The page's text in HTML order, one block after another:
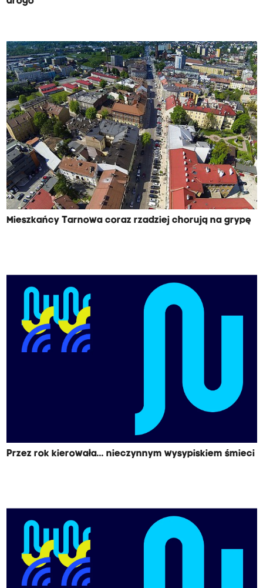
Mieszkańcy Tarnowa coraz rzadziej chorują na grypę
Przez rok kierowała... nieczynnym wysypiskiem śmieci